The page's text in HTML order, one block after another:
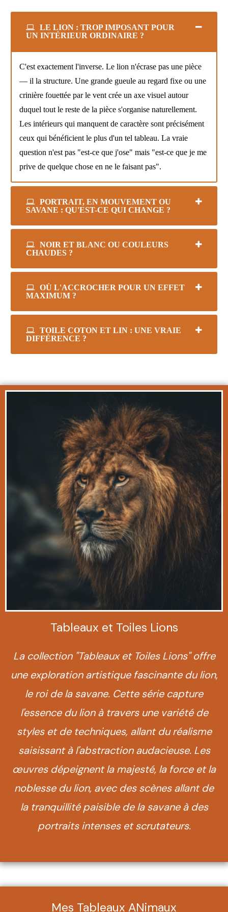
LE LION : TROP IMPOSANT POUR
UN INTÉRIEUR ORDINAIRE ?
C'est exactement l'inverse. Le lion n'écrase pas une pièce
— il la structure. Une grande gueule au regard fixe ou une
crinière fouettée par le vent crée un axe visuel autour
duquel tout le reste de la pièce s'organise naturellement.
Les intérieurs qui manquent de caractère sont précisément
ceux qui bénéficient le plus d'un tel tableau. La vraie
question n'est pas "est-ce que j'ose" mais "est-ce que je me
prive de quelque chose en ne le faisant pas".
PORTRAIT, EN MOUVEMENT OU
SAVANE : QU'EST-CE QUI CHANGE ?
NOIR ET BLANC OU COULEURS
CHAUDES ?
OÙ L'ACCROCHER POUR UN EFFET
MAXIMUM ?
TOILE COTON ET LIN : UNE VRAIE
DIFFÉRENCE ?
Tableaux et Toiles Lions
La collection "Tableaux et Toiles Lions" offre
une exploration artistique fascinante du lion,
le roi de la savane. Cette série capture
l'essence du lion à travers une variété de
styles et de techniques, allant du réalisme
saisissant à l'abstraction audacieuse. Les
œuvres dépeignent la majesté, la force et la
noblesse du lion, avec des scènes allant de
la tranquillité paisible de la savane à des
portraits intenses et scrutateurs.
Mes Tableaux ANimaux